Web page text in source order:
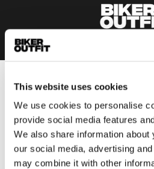
This website uses cookies
We use cookies to personalise
provide social media features
We also share information
our social media, advertising
may combine it with other
Heren
Motorkleding heren
Motorjas heren
Motorbroek heren
Motorpak heren